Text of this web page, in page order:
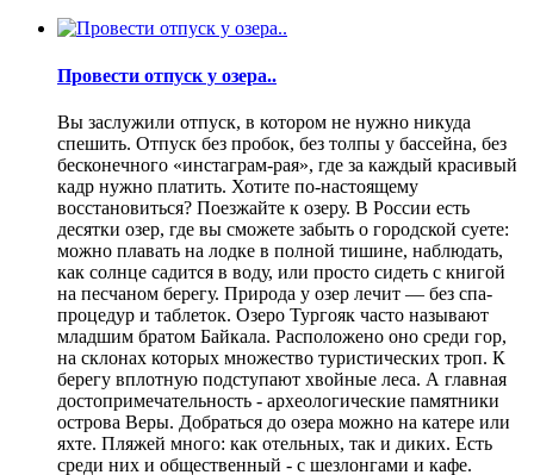
Провести отпуск у озера..
Вы заслужили отпуск, в котором не нужно никуда
спешить. Отпуск без пробок, без толпы у бассейна, без
бесконечного «инстаграм-рая», где за каждый красивый
кадр нужно платить. Хотите по-настоящему
восстановиться? Поезжайте к озеру. В России есть
десятки озер, где вы сможете забыть о городской суете:
можно плавать на лодке в полной тишине, наблюдать,
как солнце садится в воду, или просто сидеть с книгой
на песчаном берегу. Природа у озер лечит — без спа-
процедур и таблеток. Озеро Тургояк часто называют
младшим братом Байкала. Расположено оно среди гор,
на склонах которых множество туристических троп. К
берегу вплотную подступают хвойные леса. А главная
достопримечательность - археологические памятники
острова Веры. Добраться до озера можно на катере или
яхте. Пляжей много: как отельных, так и диких. Есть
среди них и общественный - с шезлонгами и кафе.